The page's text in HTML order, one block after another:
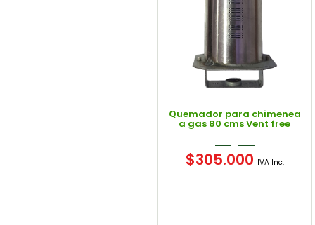
Quemador para chimenea
a gas 80 cms Vent free
$305.000 IVA Inc.